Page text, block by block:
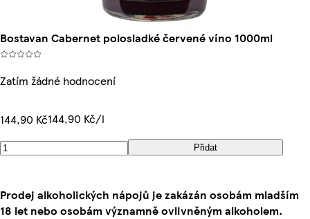
Bostavan Cabernet polosladké červené víno 1000ml
Zatím žádné hodnocení
144,90 Kč144,90 Kč/l
Přidat
Prodej alkoholických nápojů je zakázán osobám mladším
18 let nebo osobám významně ovlivněným alkoholem.